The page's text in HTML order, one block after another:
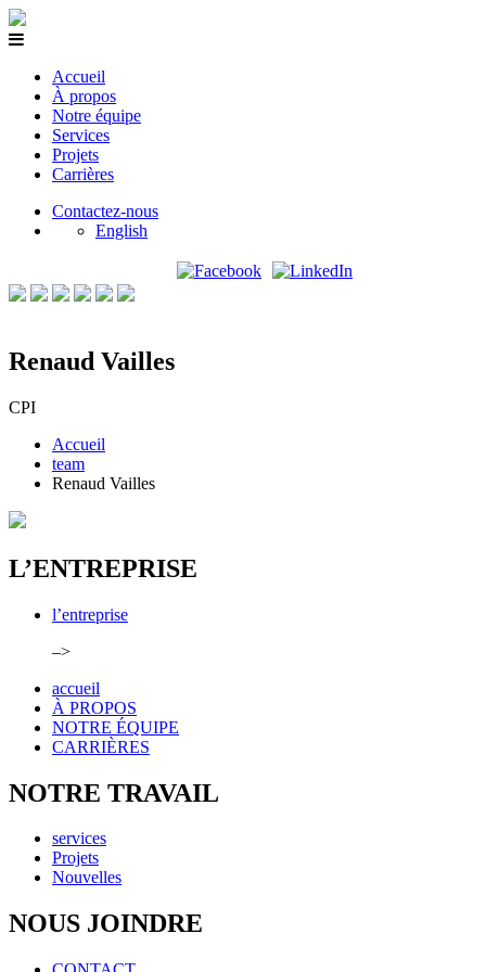
Accueil
À propos
Notre équipe
Services
Projets
Carrières
Contactez-nous
English
Renaud Vailles
CPI
Accueil
team
Renaud Vailles
L’ENTREPRISE
l’entreprise
–>
accueil
À PROPOS
NOTRE ÉQUIPE
CARRIÈRES
NOTRE TRAVAIL
services
Projets
Nouvelles
NOUS JOINDRE